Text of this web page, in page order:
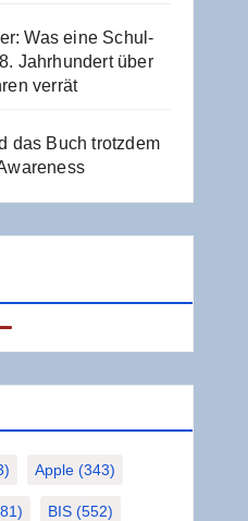
Was eine Schul­
Jahr­hun­dert über
verrät
das Buch trotz­dem
Apple (343)
BIS (552)